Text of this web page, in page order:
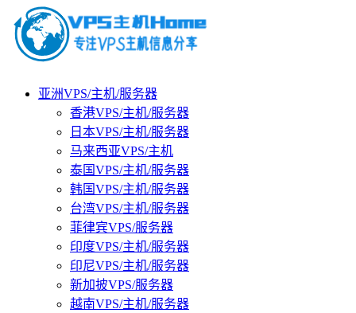
亚洲VPS/主机/服务器
香港VPS/主机/服务器
日本VPS/主机/服务器
马来西亚VPS/主机
泰国VPS/主机/服务器
韩国VPS/主机/服务器
台湾VPS/主机/服务器
菲律宾VPS/服务器
印度VPS/主机/服务器
印尼VPS/主机/服务器
新加披VPS/服务器
越南VPS/主机/服务器